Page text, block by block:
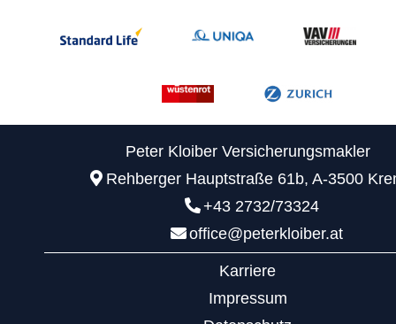
Peter Kloiber Versicherungsmakler
Rehberger Hauptstraße 61b, A-3500
+43 2732/73324
office@peterkloiber.at
Karriere
Impressum